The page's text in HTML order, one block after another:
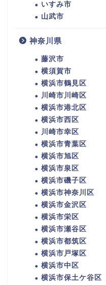
いすみ市
山武市
神奈川県
藤沢市
横須賀市
横浜市鶴見区
川崎市川崎区
横浜市港北区
横浜市西区
川崎市幸区
横浜市青葉区
横浜市旭区
横浜市泉区
横浜市磯子区
横浜市神奈川区
横浜市金沢区
横浜市栄区
横浜市瀬谷区
横浜市都筑区
横浜市戸塚区
横浜市中区
横浜市保土ケ谷区